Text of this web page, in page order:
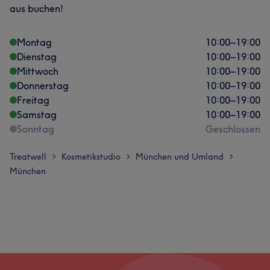
aus buchen!
Montag 10:00–19:00
Dienstag
10:00–19:00
Mittwoch
10:00–19:00
Donnerstag
10:00–19:00
Freitag
10:00–19:00
Samstag
10:00–19:00
Sonntag
Geschlossen
Treatwell > Kosmetikstudio > München und Umland >
München